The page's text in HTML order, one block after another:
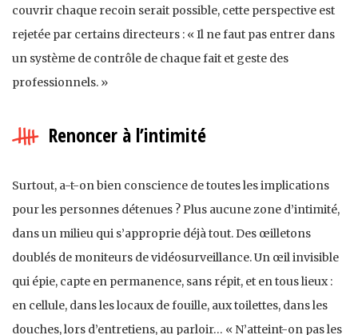
couvrir chaque recoin serait possible, cette perspective est
rejetée par certains directeurs : « Il ne faut pas entrer dans
un système de contrôle de chaque fait et geste des
professionnels. »
Renoncer à l’intimité
Surtout, a-t-on bien conscience de toutes les implications
pour les personnes détenues ? Plus aucune zone d’inti­mité,
dans un milieu qui s’approprie déjà tout. Des œilletons
doublés de moniteurs de vidéosurveillance. Un œil invisible
qui épie, capte en permanence, sans répit, et en tous lieux :
en cellule, dans les locaux de fouille, aux toilettes, dans les
douches, lors d’entretiens, au par­loir… « N’atteint-on pas les